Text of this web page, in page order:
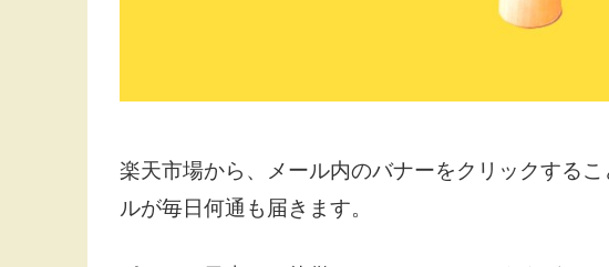
楽天市場から、メール内のバナーをクリックする
ルが毎日何通も届きます。